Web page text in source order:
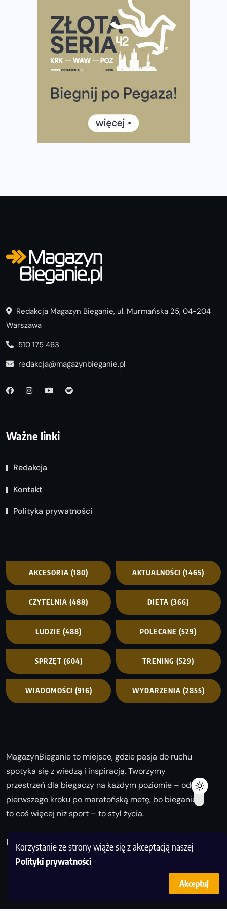
Korzystanie ze strony wiąże się z akceptacją naszej
Polityki prywatności
Akceptuj
Praska 5k Run gospodarzem Mistrzostw Polski
Największy Bieg Powstania Warszawskiego w historii.
Ponad 12 tysięcy uczestników pobiegło dla Bohaterów!
Tętno vs tempo – czym kierować się w bieganiu?
Co ma dużo białka? Produkty, które warto włączyć do
Rozbiegany Olsztyn szykuje się na weekend z
Już w tę sobotę 35. Bieg Powstania Warszawskiego.
Wystartuje rekordowa liczba uczestników
Redakcja Magazyn Bieganie, ul. Murmańska 25, 04-204
Warszawa
510 175 463
redakcja@magazynbieganie.pl
Ważne linki
Redakcja
Kontakt
Polityka prywatności
AKCESORIA (180) AKTUALNOŚCI (1465)
CZYTELNIA (488) DIETA (366)
LUDZIE (488) POLECANE (529)
SPRZĘT (604) TRENING (529)
WIADOMOŚCI (916) WYDARZENIA (2855)
MagazynBieganie to miejsce, gdzie pasja do ruchu
spotyka się z wiedzą i inspiracją. Tworzymy
przestrzeń dla biegaczy na każdym poziomie – od
pierwszego kroku po maratońską metę, bo bieganie
to coś więcej niż sport – to styl życia.
Biegaj z nami i odkrywaj swoją najlepszą wersję!